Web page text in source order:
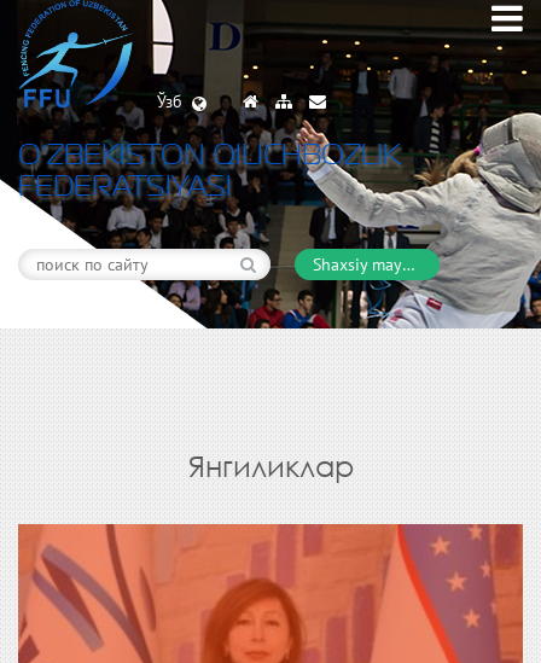
Ўзб
O’ZBEKISTON QILICHBOZLIK
FEDERATSIYASI
Shaxsiy maydon
Янгиликлар